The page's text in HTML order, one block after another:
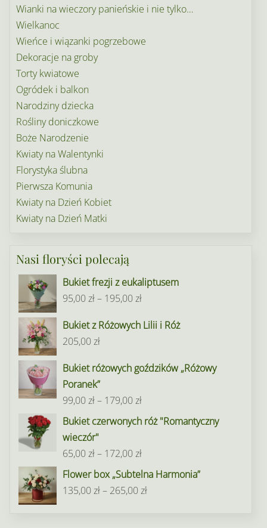
Wianki na wieczory panieńskie i nie tylko…
Wielkanoc
Wieńce i wiązanki pogrzebowe
Dekoracje na groby
Torty kwiatowe
Ogródek i balkon
Narodziny dziecka
Rośliny doniczkowe
Boże Narodzenie
Kwiaty na Walentynki
Florystyka ślubna
Pierwsza Komunia
Kwiaty na Dzień Kobiet
Kwiaty na Dzień Matki
Nasi floryści polecają
Bukiet frezji z eukaliptusem
95,00zł– 195,00złZakres
od
do
Bukiet z Różowych Lilii i Róż
205,00zł
Bukiet różowych goździków „Różowy
Poranek”
99,00zł– 179,00złZakres
cen:
179,00 zł
Bukiet czerwonych róż "Romantyczny
wieczór"
65,00zł– 172,00złZakres
cen:
od
Flower box „Subtelna Harmonia”
135,00zł– 265,00złZakres